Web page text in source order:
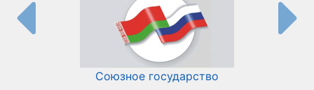
Союзное государство